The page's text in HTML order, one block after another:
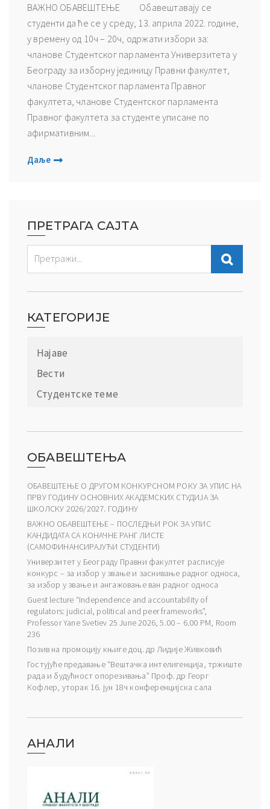
ВАЖНО ОБАВЕШТЕЊЕ Обавештавају се
студенти да ће се у среду, 13. априла 2022. године,
у времену од 10ч – 20ч, одржати избори за:
чланове Студентског парламента Универзитета у
Београду за изборну јединицу Правни факултет,
чланове Студентског парламента Правног
факултета, чланове Студентског парламента
Правног факултета за студенте уписане по
афирмативним...
Даље
ПРЕТРАГА САЈТА
КАТЕГОРИЈЕ
Најаве
Вести
Студентске теме
ОБАВЕШТЕЊА
ОБАВЕШТЕЊЕ О ДРУГОМ КОНКУРСНОМ РОКУ ЗА УПИС НА
ПРВУ ГОДИНУ ОСНОВНИХ АКАДЕМСКИХ СТУДИЈА ЗА
ШКОЛСКУ 2026/2027. ГОДИНУ
ВАЖНО ОБАВЕШТЕЊЕ – ПОСЛЕДЊИ РОК ЗА УПИС
КАНДИДАТА СА КОНАЧНЕ РАНГ ЛИСТЕ
(САМОФИНАНСИРАЈУЋИ СТУДЕНТИ)
Универзитет у Београду Правни факултет расписује
конкурс – за избор у звање и заснивање радног односа,
за избор у звање и ангажовање ван радног односа
Guest lecture “Independence and accountability of
regulators: judicial, political and peer frameworks”,
Professor Yane Svetiev 25 June 2026, 5.00 – 6.00 PM, Room
236
Позив на промоцију књиге доц. др Лидије Живковић
Гостујуће предавање “Вештачка интелигенција, тржиште
рада и будућност опорезивања” Проф. др Георг
Кофлер, уторак 16. јун 18ч конференцијска сала
АНАЛИ